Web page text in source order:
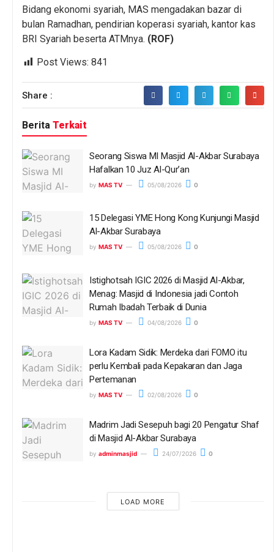
Bidang ekonomi syariah, MAS mengadakan bazar di
bulan Ramadhan, pendirian koperasi syariah, kantor kas
BRI Syariah beserta ATMnya. (ROF)
Post Views: 841
Share :
Berita Terkait
Seorang Siswa MI Masjid Al-Akbar Surabaya
Hafalkan 10 Juz Al-Qur’an
by MAS TV 05/08/2026 0
15 Delegasi YME Hong Kong Kunjungi Masjid
Al-Akbar Surabaya
by MAS TV 05/08/2026 0
Istighotsah IGIC 2026 di Masjid Al-Akbar,
Menag: Masjid di Indonesia jadi Contoh
Rumah Ibadah Terbaik di Dunia
by MAS TV 04/08/2026 0
Lora Kadam Sidik: Merdeka dari FOMO itu
perlu Kembali pada Kepakaran dan Jaga
Pertemanan
by MAS TV 02/08/2026 0
Madrim Jadi Sesepuh bagi 20 Pengatur Shaf
di Masjid Al-Akbar Surabaya
by adminmasjid 24/07/2026 0
LOAD MORE